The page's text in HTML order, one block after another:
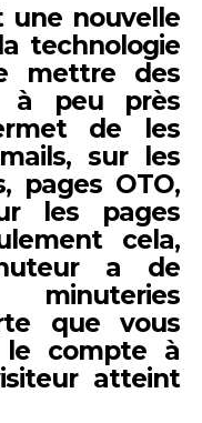
une nouvelle
technologie
mettre des
à peu près
de les
sur les
pages OTO,
les pages
cela,
a de
minuteries
que vous
le compte à
atteint